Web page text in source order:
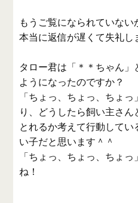
もうご覧になられていない
本当に返信が遅くて失礼し
タロー君は「＊＊ちゃん
ようになったのですか？
「ちょっ、ちょっ、ちょ
り、どうしたら飼い主さ
とれるか考えて行動して
い子だと思います＾＾
「ちょっ、ちょっ、ちょ
ね！